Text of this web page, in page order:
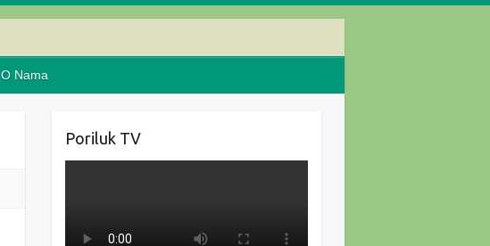
O Nama
Poriluk TV